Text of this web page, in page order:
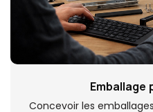
Emballage
Concevoir les